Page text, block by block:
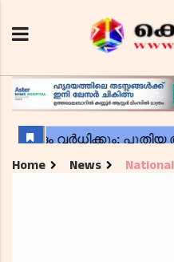
Home News National